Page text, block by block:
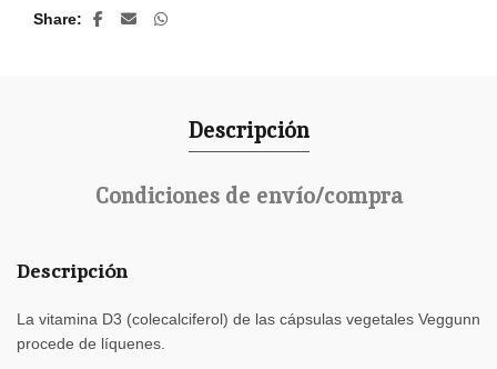
Share
Descripción
Condiciones de envío/compra
Descripción
La vitamina D3 (colecalciferol) de las cápsulas vegetales Veggunn
procede de líquenes.